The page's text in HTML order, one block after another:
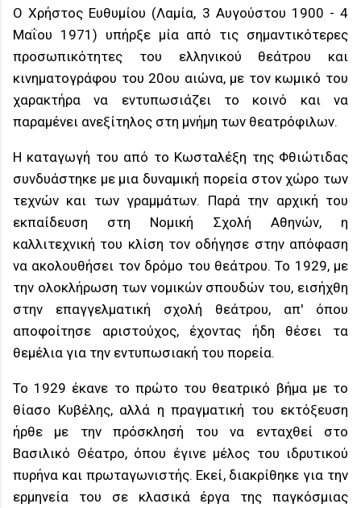
Ο Χρήστος Ευθυμίου (Λαμία, 3 Αυγούστου 1900 - 4
Μαΐου 1971) υπήρξε μία από τις σημαντικότερες
προσωπικότητες του ελληνικού θεάτρου και
κινηματογράφου του 20ου αιώνα, με τον κωμικό του
χαρακτήρα να εντυπωσιάζει το κοινό και να
παραμένει ανεξίτηλος στη μνήμη των θεατρόφιλων.
Η καταγωγή του από το Κωσταλέξη της Φθιώτιδας
συνδυάστηκε με μια δυναμική πορεία στον χώρο των
τεχνών και των γραμμάτων. Παρά την αρχική του
εκπαίδευση στη Νομική Σχολή Αθηνών, η
καλλιτεχνική του κλίση τον οδήγησε στην απόφαση
να ακολουθήσει τον δρόμο του θεάτρου. Το 1929, με
την ολοκλήρωση των νομικών σπουδών του, εισήχθη
στην επαγγελματική σχολή θεάτρου, απ' όπου
αποφοίτησε αριστούχος, έχοντας ήδη θέσει τα
θεμέλια για την εντυπωσιακή του πορεία.
Το 1929 έκανε το πρώτο του θεατρικό βήμα με το
θίασο Κυβέλης, αλλά η πραγματική του εκτόξευση
ήρθε με την πρόσκλησή του να ενταχθεί στο
Βασιλικό Θέατρο, όπου έγινε μέλος του ιδρυτικού
πυρήνα και πρωταγωνιστής. Εκεί, διακρίθηκε για την
ερμηνεία του σε κλασικά έργα της παγκόσμιας